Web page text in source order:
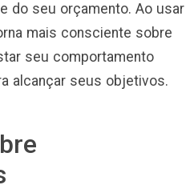
do seu orçamento. Ao usar
mais consciente sobre
seu comportamento
alcançar seus objetivos.